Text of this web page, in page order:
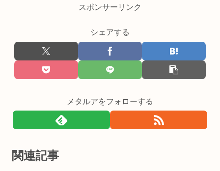
スポンサーリンク
シェアする
メタルアをフォローする
関連記事